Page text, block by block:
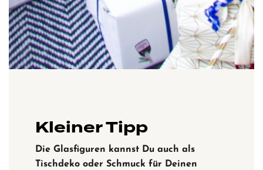
Kleiner Tipp
Die Glasfiguren kannst Du auch als
Tischdeko oder Schmuck für Deinen